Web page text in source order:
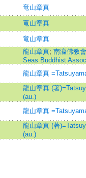
竜山章真
竜山章真
竜山章真
龍山章真; 南瀛佛教
Seas Buddhist
龍山章真
龍山章真 (著
(au.)
龍山章真
龍山章真 (著
(au.)